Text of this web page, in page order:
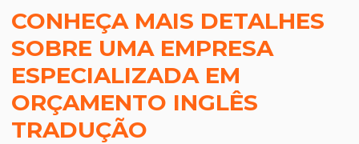
CONHEÇA MAIS DETALHES
SOBRE UMA EMPRESA
ESPECIALIZADA EM
ORÇAMENTO INGLÊS
TRADUÇÃO